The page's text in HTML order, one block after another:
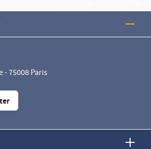
- 75008 Paris